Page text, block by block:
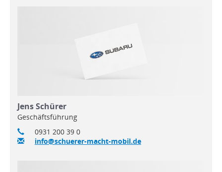
Jens Schürer
Geschäftsführung
0931 200 39 0
info@schuerer-macht-mobil.de